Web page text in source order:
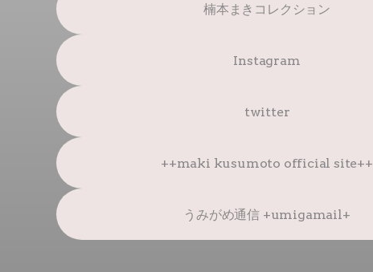
楠本まきコレクション
Instagram
twitter
++maki kusumoto official site++
うみがめ通信 +umigamail+